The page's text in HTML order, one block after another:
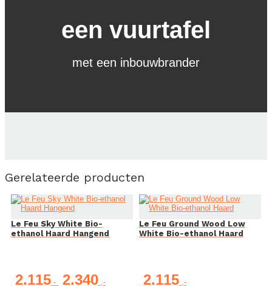
een vuurtafel
met een inbouwbrander
Gerelateerde producten
Le Feu Sky White Bio-
ethanol Haard Hangend
2.115 - 2.340
Le Feu Ground Wood Low
White Bio-ethanol Haard
2.115